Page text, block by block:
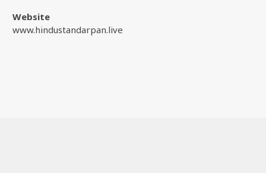
Website
www.hindustandarpan.live